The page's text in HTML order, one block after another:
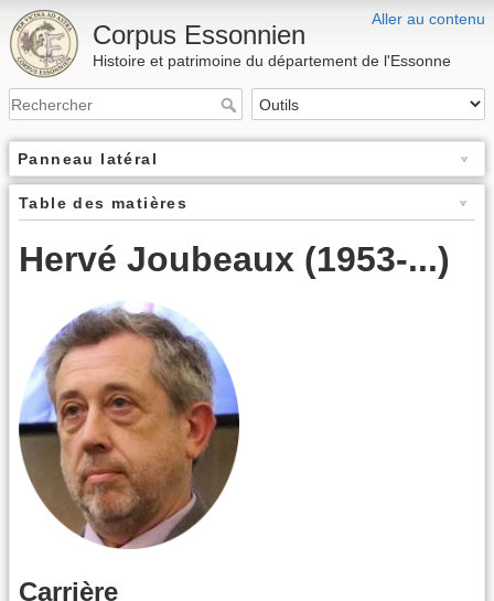
Aller au contenu
Corpus Essonnien
Histoire et patrimoine du département de l'Essonne
Panneau latéral
Table des matières
Hervé Joubeaux (1953-...)
Carrière